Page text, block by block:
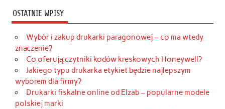
OSTATNIE WPISY
Wybór i zakup drukarki paragonowej – co ma wtedy
znaczenie?
Co oferują czytniki kodów kreskowych Honeywell?
Jakiego typu drukarka etykiet będzie najlepszym
wyborem dla firmy?
Drukarki fiskalne online od Elzab – popularne modele
polskiej marki